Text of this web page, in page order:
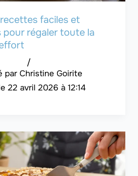
faciles et
pour régaler toute la
Christine Goirite
/
22 avril 2026 à 12:14